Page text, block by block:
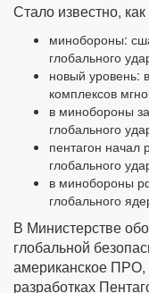
Стало известно, как
минобороны:
глобального
новый уровень:
комплексов
в минобороны
глобального
пентагон начал
глобального
в минобороны
глобального
В Министерстве
глобальной
американское ПРО,
разработках